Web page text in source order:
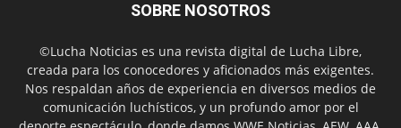
SOBRE NOSOTROS
©Lucha Noticias es una revista digital de Lucha Libre,
creada para los conocedores y aficionados más exigentes.
Nos respaldan años de experiencia en diversos medios de
comunicación luchísticos, y un profundo amor por el